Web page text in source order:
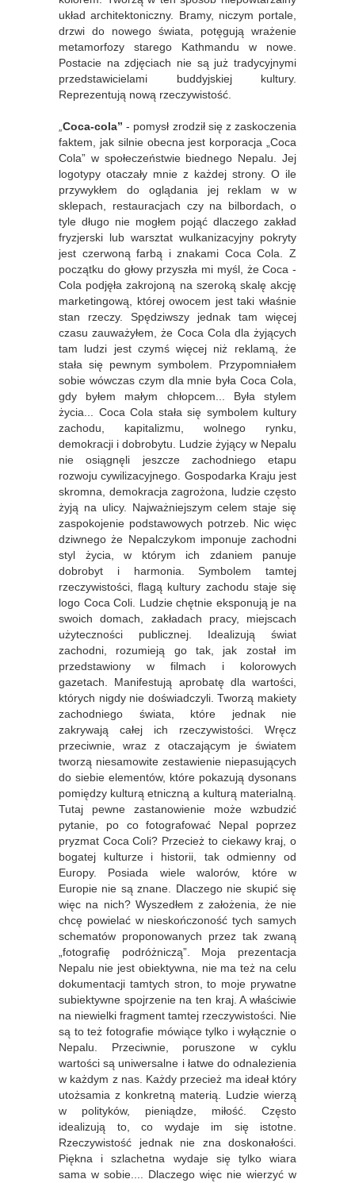
układ architektoniczny. Bramy, niczym portale,
drzwi do nowego świata, potęgują wrażenie
metamorfozy starego Kathmandu w nowe.
Postacie na zdjęciach nie są już tradycyjnymi
przedstawicielami buddyjskiej kultury.
Reprezentują nową rzeczywistość.
Coca-cola” - pomysł zrodził się z zaskoczenia
faktem, jak silnie obecna jest korporacja „Coca
Cola” w społeczeństwie biednego Nepalu. Jej
logotypy otaczały mnie z każdej strony. O ile
przywykłem do oglądania jej reklam w w
sklepach, restauracjach czy na bilbordach, o
tyle długo nie mogłem pojąć dlaczego zakład
fryzjerski lub warsztat wulkanizacyjny pokryty
jest czerwoną farbą i znakami Coca Cola. Z
początku do głowy przyszła mi myśl, że Coca -
Cola podjęła zakrojoną na szeroką skalę akcję
marketingową, której owocem jest taki właśnie
stan rzeczy. Spędziwszy jednak tam więcej
czasu zauważyłem, że Coca Cola dla żyjących
tam ludzi jest czymś więcej niż reklamą, że
stała się pewnym symbolem. Przypomniałem
sobie wówczas czym dla mnie była Coca Cola,
gdy byłem małym chłopcem... Była stylem
życia... Coca Cola stała się symbolem kultury
zachodu, kapitalizmu, wolnego rynku,
demokracji i dobrobytu. Ludzie żyjący w Nepalu
nie osiągnęli jeszcze zachodniego etapu
rozwoju cywilizacyjnego. Gospodarka Kraju jest
skromna, demokracja zagrożona, ludzie często
żyją na ulicy. Najważniejszym celem staje się
zaspokojenie podstawowych potrzeb. Nic więc
dziwnego że Nepalczykom imponuje zachodni
styl życia, w którym ich zdaniem panuje
dobrobyt i harmonia. Symbolem tamtej
rzeczywistości, flagą kultury zachodu staje się
logo Coca Coli. Ludzie chętnie eksponują je na
swoich domach, zakładach pracy, miejscach
użyteczności publicznej. Idealizują świat
zachodni, rozumieją go tak, jak został im
przedstawiony w filmach i kolorowych
gazetach. Manifestują aprobatę dla wartości,
których nigdy nie doświadczyli. Tworzą makiety
zachodniego świata, które jednak nie
zakrywają całej ich rzeczywistości. Wręcz
przeciwnie, wraz z otaczającym je światem
tworzą niesamowite zestawienie niepasujących
do siebie elementów, które pokazują dysonans
pomiędzy kulturą etniczną a kulturą materialną.
Tutaj pewne zastanowienie może wzbudzić
pytanie, po co fotografować Nepal poprzez
pryzmat Coca Coli? Przecież to ciekawy kraj, o
bogatej kulturze i historii, tak odmienny od
Europy. Posiada wiele walorów, które w
Europie nie są znane. Dlaczego nie skupić się
więc na nich? Wyszedłem z założenia, że nie
chcę powielać w nieskończoność tych samych
schematów proponowanych przez tak zwaną
„fotografię podróżniczą”. Moja prezentacja
Nepalu nie jest obiektywna, nie ma też na celu
dokumentacji tamtych stron, to moje prywatne
subiektywne spojrzenie na ten kraj. A właściwie
na niewielki fragment tamtej rzeczywistości. Nie
są to też fotografie mówiące tylko i wyłącznie o
Nepalu. Przeciwnie, poruszone w cyklu
wartości są uniwersalne i łatwe do odnalezienia
w każdym z nas. Każdy przecież ma ideał który
utożsamia z konkretną materią. Ludzie wierzą
w polityków, pieniądze, miłość. Często
idealizują to, co wydaje im się istotne.
Rzeczywistość jednak nie zna doskonałości.
Piękna i szlachetna wydaje się tylko wiara
sama w sobie.... Dlaczego więc nie wierzyć w